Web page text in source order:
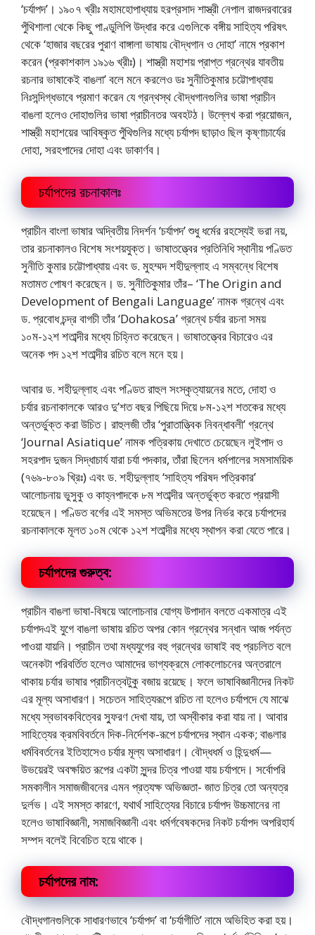
‘চর্যাপদ’। ১৯০৭ খ্রীঃ মহামহােপাধ্যায় হরপ্রসাদ শাস্ত্রী নেপাল রাজদরবারের
পুঁথিশালা থেকে কিছু পাণ্ডুলিপি উদ্ধার করে এগুলিকে বঙ্গীয় সাহিত্য পরিষৎ
থেকে ‘হাজার বছরের পুরাণ বাঙ্গালা ভাষায় বৌদ্ধগান ও দোহা’ নামে প্রকাশ
করেন (প্রকাশকাল ১৯১৬ খ্রীঃ)। শাস্ত্রী মহাশয় প্রাপ্ত গ্রন্থের যাবতীয়
রচনার ভাষাকেই বাঙলা’ বলে মনে করলেও ডঃ সুনীতিকুমার চট্টোপাধ্যায়
নিঃসন্দিগ্ধভাবে প্রমাণ করেন যে গ্রন্থস্থ বৌদ্ধগানগুলির ভাষা প্রাচীন
বাঙলা হলেও দোহাগুলির ভাষা প্রাচীনতর অবহটঠ। উল্লেখ করা প্রয়ােজন,
শাস্ত্রী মহাশয়ের আবিষ্কৃত পুঁথিগুলির মধ্যে চর্যাপদ ছাড়াও ছিল কৃষ্ণাচার্যের
দোহা, সরহপাদের দোহা এবং ডাকার্ণব।
চর্যাপদের রচনাকালঃ
প্রাচীন বাংলা ভাষার অদ্বিতীয় নিদর্শন ‘চর্যাপদ’ শুধু ধর্মের রহস্যেই ভরা নয়,
তার রচনাকালও বিশেষ সংশয়যুক্ত। ভাষাতত্ত্বের প্রতিনিধি স্থানীয় পণ্ডিত
সুনীতি কুমার চট্টোপাধ্যায় এবং ড. মুহম্মদ শহীদুল্লাহ এ সম্বন্ধে বিশেষ
মতামত পোষণ করেছেন। ড. সুনীতিকুমার তাঁর– ‘The Origin and
Development of Bengali Language’ নামক গ্রন্থে এবং
ড. প্রবোধ চন্দ্র বাগচী তাঁর ‘Dohakosa’ গ্রন্থে চর্যার রচনা সময়
১০ম-১২শ শতাব্দীর মধ্যে চিহ্নিত করেছেন। ভাষাতত্ত্বের বিচারেও এর
অনেক পদ ১২শ শতাব্দীর রচিত বলে মনে হয়।
আবার ড. শহীদুল্লাহ এবং পণ্ডিত রাহুল সংস্কৃত্যায়নের মতে, দোহা ও
চর্যার রচনাকালকে আরও দু’শত বছর পিছিয়ে দিয়ে ৮ম-১২শ শতকের মধ্যে
অন্তর্ভুক্ত করা উচিত। রাহুলজী তাঁর ‘পুরাতাত্ত্বিক নিবন্ধাবলী’ গ্রন্থে
‘Journal Asiatique’ নামক পত্রিকায় দেখাতে চেয়েছেন লুইপাদ ও
সহরপাদ দুজন সিদ্ধাচার্য যারা চর্যা পদকার, তাঁরা ছিলেন ধর্মপালের সমসাময়িক
(৭৬৯-৮০৯ খ্রিঃ) এবং ড. শহীদুল্লাহ ‘সাহিত্য পরিষদ পত্রিকার’
আলোচনায় ভুসুকু ও কাহ্নপাদকে ৮ম শতাব্দীর অন্তর্ভুক্ত করতে প্রয়াসী
হয়েছেন। পণ্ডিত বর্গের এই সমস্ত অভিমতের উপর নির্ভর করে চর্যাপদের
রচনাকালকে মূলত ১০ম থেকে ১২শ শতাব্দীর মধ্যে স্থাপন করা যেতে পারে।
চর্যাপদের গুরুত্ব:
প্রাচীন বাঙলা ভাষা-বিষয়ে আলােচনার যােগ্য উপাদান বলতে একমাত্র এই
চর্যাপদএই যুগে বাঙলা ভাষায় রচিত অপর কোন গ্রন্থের সন্ধান আজ পর্যন্ত
পাওয়া যায়নি। প্রাচীন তথা মধ্যযুগের বহু গ্রন্থের ভাষাই বহু প্রচলিত বলে
অনেকটা পরিবর্তিত হলেও আমাদের ভাগ্যক্রমে লােকলােচনের অন্তরালে
থাকায় চর্যার ভাষার প্রাচীনত্বটুকু বজায় রয়েছে। ফলে ভাষাবিজ্ঞানীদের নিকট
এর মূল্য অসাধারণ। সচেতন সাহিত্যরূপে রচিত না হলেও চর্যাপদে যে মাঝে
মধ্যে স্বভাবকবিত্বের স্ফুরণ দেখা যায়, তা অস্বীকার করা যায় না। আবার
সাহিত্যের ক্রমবিবর্তনে দিক-নির্দেশক-রূপে চর্যাপদের স্থান একক; বাঙলার
ধর্মবিবর্তনের ইতিহাসেও চর্যার মূল্য অসাধারণ। বৌদ্ধধর্ম ও হিন্দুধর্ম—
উভয়েরই অবক্ষয়িত রূপের একটা সুন্দর চিত্র পাওয়া যায় চর্যাপদে। সর্বোপরি
সমকালীন সমাজজীবনের এমন প্রত্যক্ষ অভিজ্ঞতা- জাত চিত্র তাে অন্যত্র
দুর্লভ। এই সমস্ত কারণে, যথার্থ সাহিত্যের বিচারে চর্যাপদ উচ্চমানের না
হলেও ভাষাবিজ্ঞানী, সমাজবিজ্ঞানী এবং ধর্মৰ্গবেষকদের নিকট চর্যাপদ অপরিহার্য
সম্পদ বলেই বিবেচিত হয়ে থাকে।
চর্যাপদের নাম:
বৌদ্ধগানগুলিকে সাধারণভাবে ‘চর্যাপদ’ বা ‘চর্যাগীতি’ নামে অভিহিত করা হয়।